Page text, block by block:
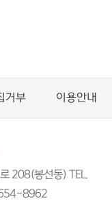
거부 이용안내
208(봉선동) TEL.
8962